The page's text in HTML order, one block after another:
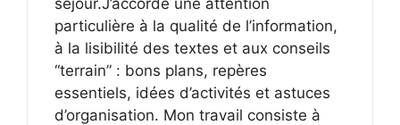
particulière à la qualité de l’information,
à la lisibilité des textes et aux conseils
“terrain” : bons plans, repères
essentiels, idées d’activités et astuces
d’organisation. Mon travail consiste à